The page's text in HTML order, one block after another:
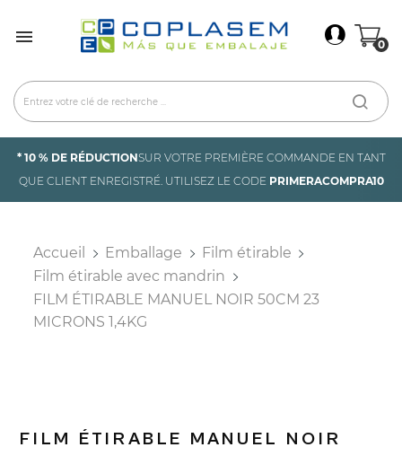
 0
* 10 % DE RÉDUCTIONSUR VOTRE PREMIÈRE COMMANDE EN TANT
QUE CLIENT ENREGISTRÉ. UTILISEZ LE CODE PRIMERACOMPRA10
Accueil Emballage
Film étirable
Film étirable avec mandrin
FILM ÉTIRABLE MANUEL NOIR 50CM 23
MICRONS 1,4KG
FILM ÉTIRABLE MANUEL NOIR
Connexion ×
Annuler Connexion